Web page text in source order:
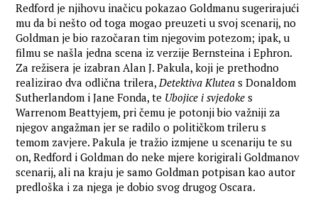
Redford je njihovu inačicu pokazao Goldmanu sugerirajući
mu da bi nešto od toga mogao preuzeti u svoj scenarij, no
Goldman je bio razočaran tim njegovim potezom; ipak, u
filmu se našla jedna scena iz verzije Bernsteina i Ephron.
Za režisera je izabran Alan J. Pakula, koji je prethodno
realizirao dva odlična trilera,Detektiva Klutea s Donaldom
Sutherlandom i Jane Fonda, te Ubojice i svjedoke s
Warrenom Beattyjem, pri čemu je potonji bio važniji za
njegov angažman jer se radilo o političkom trileru s
temom zavjere. Pakula je tražio izmjene u scenariju te su
on, Redford i Goldman do neke mjere korigirali Goldmanov
scenarij, ali na kraju je samo Goldman potpisan kao autor
predloška i za njega je dobio svog drugog Oscara.